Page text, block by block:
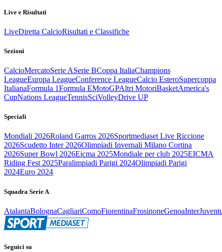
Live e Risultati
LiveDiretta CalcioRisultati e Classifiche
Sezioni
CalcioMercatoSerie ASerie BCoppa ItaliaChampions
LeagueEuropa LeagueConference LeagueCalcio EsteroSupercoppa
ItalianaFormula 1Formula EMotoGPAltri MotoriBasketAmerica's
CupNations LeagueTennisSciVolleyDrive UP
Speciali
Mondiali 2026Roland Garros 2026Sportmediaset Live Riccione
2026Scudetto Inter 2026Olimpiadi Invernali Milano Cortina
2026Super Bowl 2026Eicma 2025Mondiale per club 2025EICMA
Riding Fest 2025Paralimpiadi Parigi 2024Olimpiadi Parigi
2024Euro 2024
Squadra Serie A
AtalantaBolognaCagliariComoFiorentinaFrosinoneGenoaInter
Seguici su